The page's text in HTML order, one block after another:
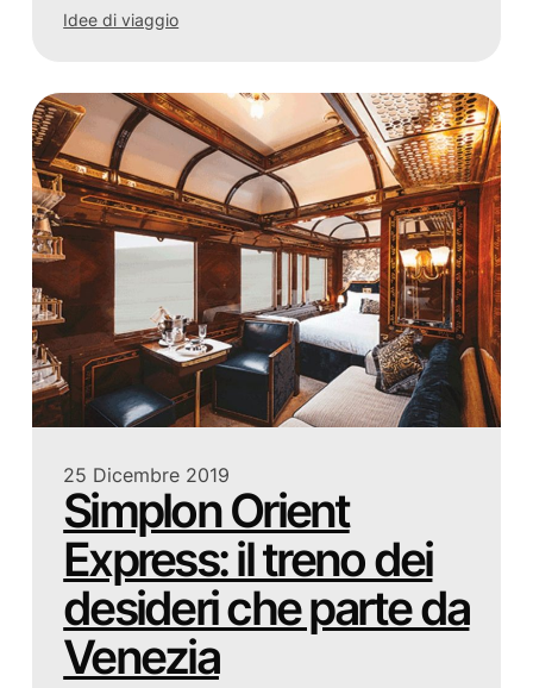
Idee di viaggio
25 Dicembre 2019
Simplon Orient
Express: il treno dei
desideri che parte da
Venezia